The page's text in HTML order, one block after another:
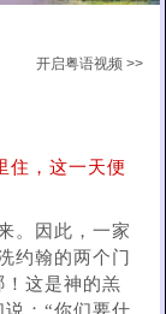
开启粤语视频 >>
住，这一天便
。因此，一家
约翰的两个门
这是神的羔